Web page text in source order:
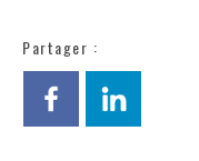
Partager :